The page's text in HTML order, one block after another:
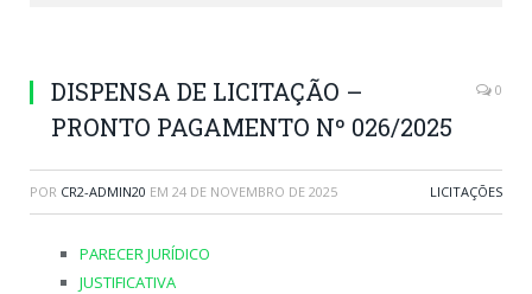
DISPENSA DE LICITAÇÃO –
PRONTO PAGAMENTO Nº 026/2025
0
POR CR2-ADMIN20 EM 24 DE NOVEMBRO DE 2025 LICITAÇÕES
PARECER JURÍDICO
JUSTIFICATIVA